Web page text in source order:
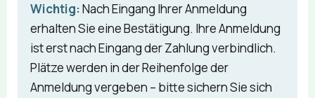
Wichtig:Nach Eingang Ihrer Anmeldung
erhalten Sie eine Bestätigung. Ihre Anmeldung
ist erst nach Eingang der Zahlung verbindlich.
Plätze werden in der Reihenfolge der
Anmeldung vergeben – bitte sichern Sie sich